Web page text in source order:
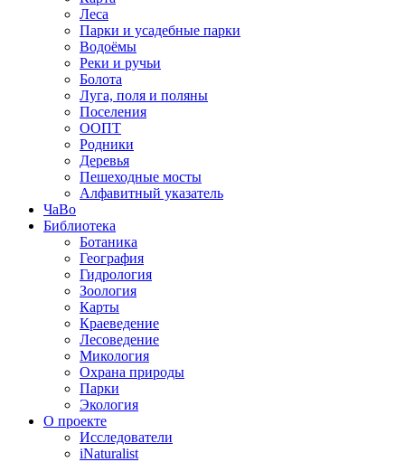
Леса
Парки и усадебные парки
Водоёмы
Реки и ручьи
Болота
Луга, поля и поляны
Поселения
ООПТ
Родники
Деревья
Пешеходные мосты
Алфавитный указатель
ЧаВо
Библиотека
Ботаника
География
Гидрология
Зоология
Карты
Краеведение
Лесоведение
Микология
Охрана природы
Парки
Экология
О проекте
Исследователи
iNaturalist